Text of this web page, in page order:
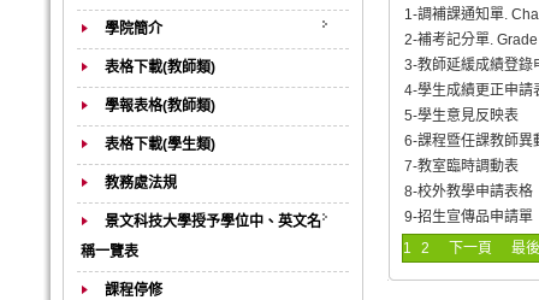
學院簡介
表格下載(教師類)
學報表格(教師類)
表格下載(學生類)
教務處法規
景文科技大學授予學位中、英文名
稱一覽表
課程停修
1-調補課通知單.
2-補考記分單.
3-教師延緩成績登錄
4-學生成績更正申請
5-學生意見反映表
6-課程暨任課教師異
7-教室臨時調動表
8-校外教學申請表格
9-招生宣傳品申請單
1
2 下一頁 最